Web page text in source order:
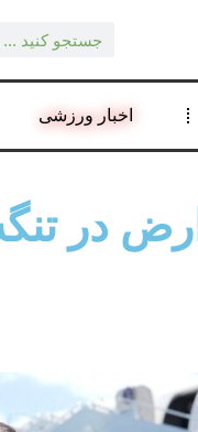
اخبار ورزشی
در